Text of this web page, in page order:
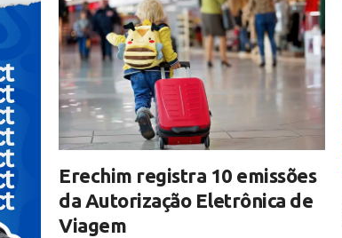
Erechim registra 10 emissões
da Autorização Eletrônica de
Viagem